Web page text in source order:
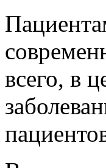
всего, в